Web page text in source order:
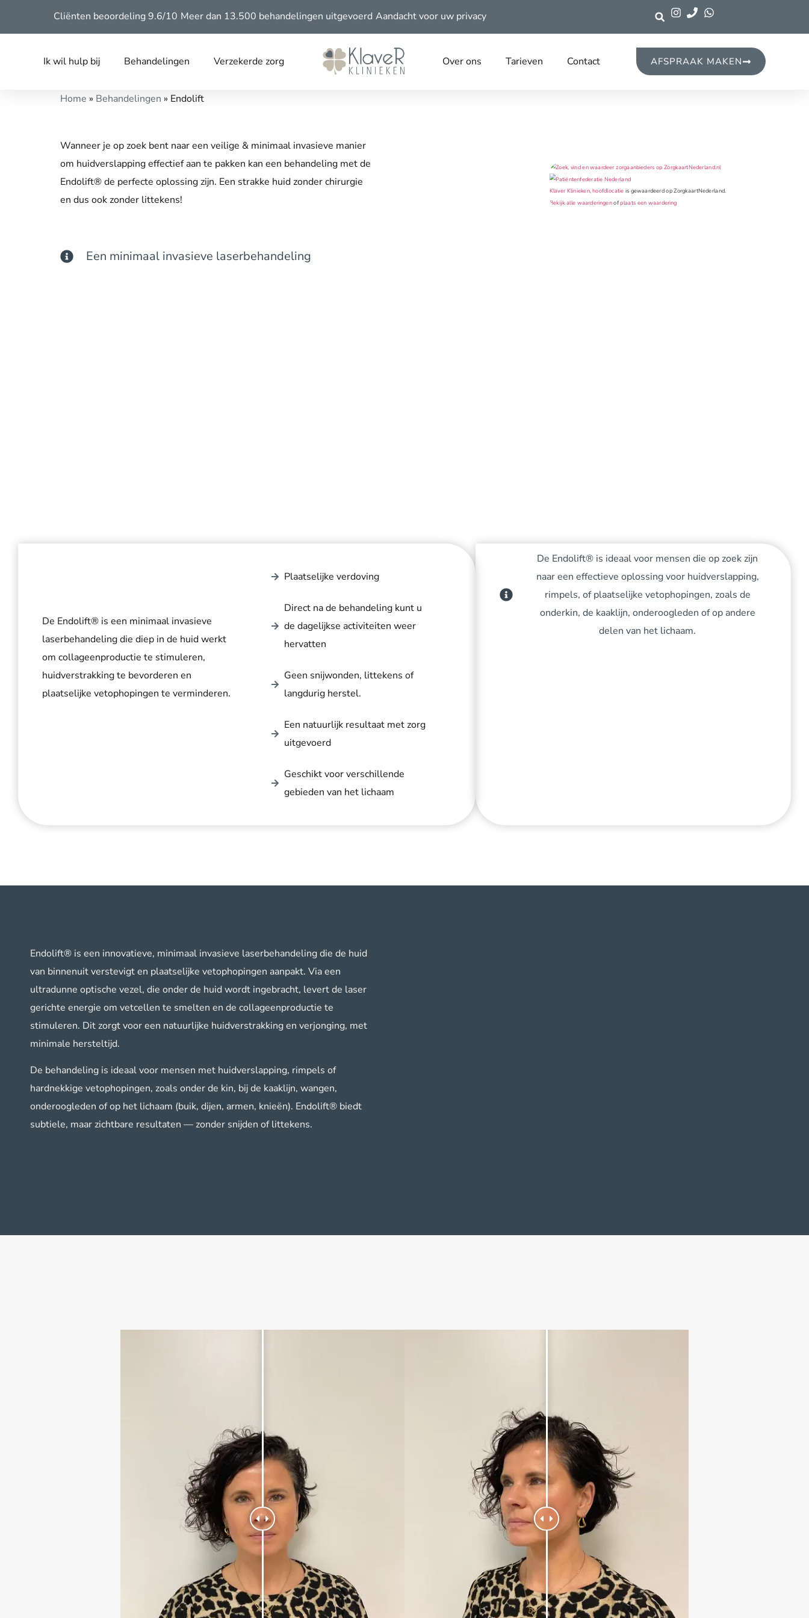
Cliënten beoordeling 9.6/10 Meer dan 13.500 behandelingen uitgevoerd Aandacht voor uw privacy
Ik wil hulp bij Behandelingen Verzekerde zorg Over ons Tarieven Contact AFSPRAAK MAKEN
Klaver Klinieken, hoofdlocatieis gewaardeerd op ZorgkaartNederland.
Bekijk alle waarderingenofplaats een waardering
Home » Behandelingen » Endolift
Wanneer je op zoek bent naar een veilige & minimaal invasieve manier
om huidverslapping effectief aan te pakken kan een behandeling met de
Endolift® de perfecte oplossing zijn. Een strakke huid zonder chirurgie
en dus ook zonder littekens!
Een minimaal invasieve laserbehandeling
De Endolift® is een minimaal invasieve
laserbehandeling die diep in de huid werkt
om collageenproductie te stimuleren,
huidverstrakking te bevorderen en
plaatselijke vetophopingen te verminderen.
Plaatselijke verdoving
Direct na de behandeling kunt u
de dagelijkse activiteiten weer
hervatten
Geen snijwonden, littekens of
langdurig herstel.
Een natuurlijk resultaat met zorg
uitgevoerd
Geschikt voor verschillende
gebieden van het lichaam
De Endolift® is ideaal voor mensen die op zoek zijn
naar een effectieve oplossing voor huidverslapping,
rimpels, of plaatselijke vetophopingen, zoals de
onderkin, de kaaklijn, onderoogleden of op andere
delen van het lichaam.
Endolift® is een innovatieve, minimaal invasieve laserbehandeling die de huid
van binnenuit verstevigt en plaatselijke vetophopingen aanpakt. Via een
ultradunne optische vezel, die onder de huid wordt ingebracht, levert de laser
gerichte energie om vetcellen te smelten en de collageenproductie te
stimuleren. Dit zorgt voor een natuurlijke huidverstrakking en verjonging, met
minimale hersteltijd.
De behandeling is ideaal voor mensen met huidverslapping, rimpels of
hardnekkige vetophopingen, zoals onder de kin, bij de kaaklijn, wangen,
onderoogleden of op het lichaam (buik, dijen, armen, knieën). Endolift® biedt
subtiele, maar zichtbare resultaten — zonder snijden of littekens.